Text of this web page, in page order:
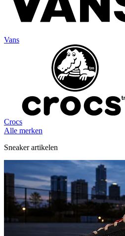
Vans
Crocs
Alle merken
Sneaker artikelen